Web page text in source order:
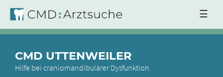
☰
CMD UTTENWEILER
Hilfe bei craniomandibulärer Dysfunktion